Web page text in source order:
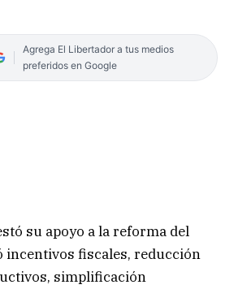
Agrega El Libertador a tus medios
preferidos en Google
su apoyo a la reforma del
incentivos fiscales, reducción
simplificación